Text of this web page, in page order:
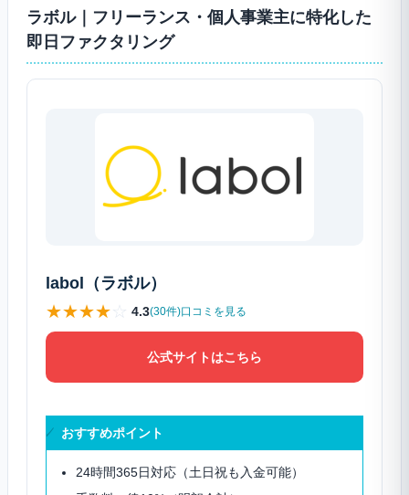
ラボル｜フリーランス・個人事業主に特化した
即日ファクタリング
labol（ラボル）
★★★★☆ 4.3(30件)口コミを見る
公式サイトはこちら
おすすめポイント
24時間365日対応（土日祝も入金可能）